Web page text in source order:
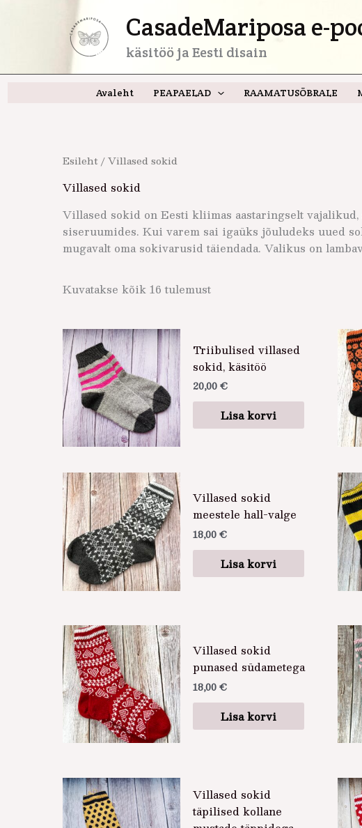
CasadeMariposa e-
käsitöö ja Eesti disain
Avaleht PEAPAELAD RAAMATUSÕBRALE
Esileht / Villased sokid
Villased sokid
Villased sokid on Eesti kliimas aastaringselt
siseruumides. Kui varem sai igaüks jõuludeks uued
mugavalt oma sokivarusid täiendada. Valikus on
Kuvatakse kõik 16 tulemust
Triibulised villased
sokid, käsitöö
20,00€
Lisa korvi
Villased sokid
meestele hall-valge
18,00€
Lisa korvi
Villased sokid
punased südametega
18,00€
Lisa korvi
Villased sokid
täpilised kollane